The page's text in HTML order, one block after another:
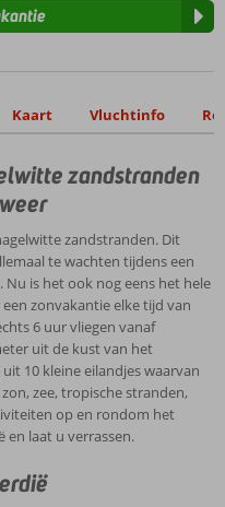
Kaart Vluchtinfo
zandstranden
zandstranden. Dit
te wachten tijdens een
is het ook nog eens het hele
zonvakantie elke tijd van
6 uur vliegen vanaf
uit de kust van het
10 kleine eilandjes waarvan
zee, tropische stranden,
op en rondom het
en laat u verrassen.